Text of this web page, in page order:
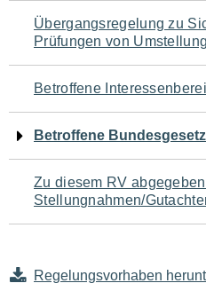
Navigation
für
den
Seiteninhalt
Übergangsregelung zu
Prüfungen von
Betroffene
Betroffene
Zu diesem RV
Stellungnahmen/
Regelungsvorhaben